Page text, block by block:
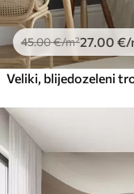
45.00€/m²27 .00 €/